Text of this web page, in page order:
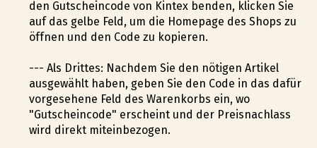
den Gutscheincode von Kintex befinden, klicken Sie
auf das gelbe Feld, um die Homepage des Shops zu
öffnen und den Code zu kopieren.
--- Als Drittes: Nachdem Sie den nötigen Artikel
ausgewählt haben, geben Sie den Code in das dafür
vorgesehene Feld des Warenkorbs ein, wo
"Gutscheincode" erscheint und der Preisnachlass
wird direkt miteinbezogen.